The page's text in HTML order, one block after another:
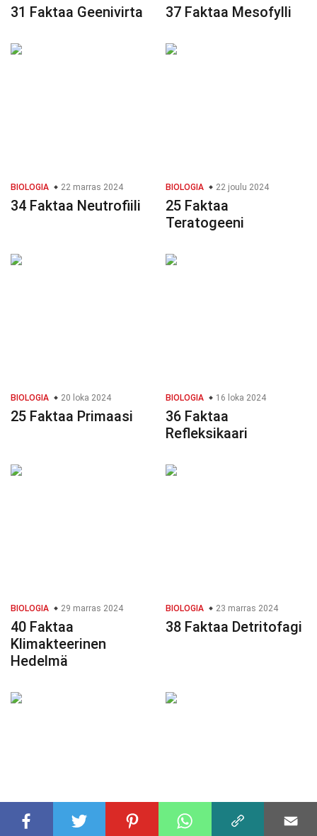
31 Faktaa Geenivirta 37 Faktaa Mesofylli
BIOLOGIA 22 marras 2024
34 Faktaa Neutrofiili
BIOLOGIA 22 joulu 2024
25 Faktaa
Teratogeeni
BIOLOGIA 20 loka 2024
25 Faktaa Primaasi
BIOLOGIA 16 loka 2024
36 Faktaa
Refleksikaari
BIOLOGIA 29 marras 2024
40 Faktaa
Klimakteerinen
Hedelmä
BIOLOGIA 23 marras 2024
38 Faktaa Detritofagi